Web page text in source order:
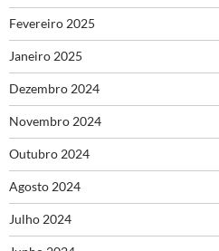
Fevereiro 2025
Janeiro 2025
Dezembro 2024
Novembro 2024
Outubro 2024
Agosto 2024
Julho 2024